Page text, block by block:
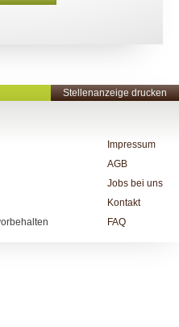
Stellenanzeige drucken
Impressum
AGB
Jobs bei uns
Kontakt
FAQ